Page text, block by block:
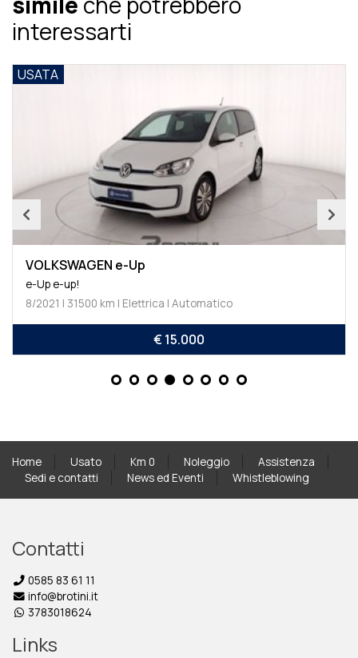
interessarti
USATA
VOLKSWAGEN Polo
Polo 1.0 EVO 59kW Comfortline BMT
2/2020 | 69900 km | Benzina | Manuale
€ 13.500
Home Usato Km 0 Noleggio
Assistenza
Sedi e contatti
News ed Eventi Whistleblowing
Contatti
0585 83 61 11
info@brotini.it
3783018624
Links